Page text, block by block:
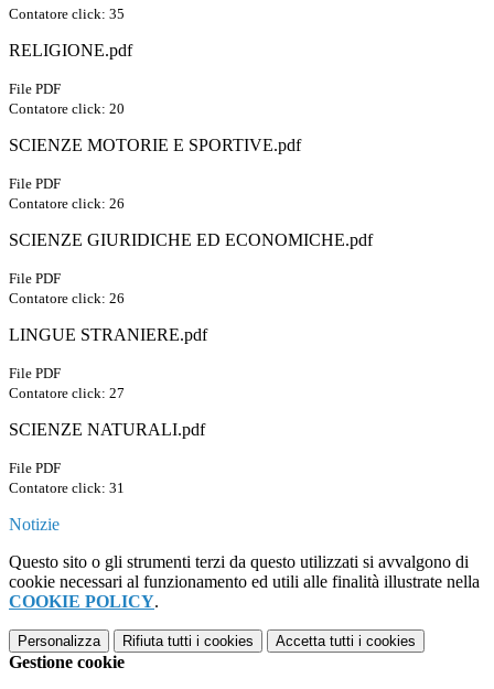
Contatore click: 35
RELIGIONE.pdf
File PDF
Contatore click: 20
SCIENZE MOTORIE E SPORTIVE.pdf
File PDF
Contatore click: 26
SCIENZE GIURIDICHE ED ECONOMICHE.pdf
File PDF
Contatore click: 26
LINGUE STRANIERE.pdf
File PDF
Contatore click: 27
SCIENZE NATURALI.pdf
File PDF
Contatore click: 31
Notizie
Questo sito o gli strumenti terzi da questo utilizzati si avvalgono di
cookie necessari al funzionamento ed utili alle finalità illustrate nella
COOKIE POLICY.
Personalizza Rifiuta tutti i cookies Accetta tutti i cookies
Gestione cookie